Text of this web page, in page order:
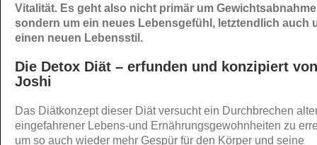
Vitalität. Es geht also nicht primär um
sondern um ein neues Lebensgefühl, letztendlich auch
einen neuen Lebensstil.
Die Detox Diät – erfunden und konzipiert
Joshi
Das Diätkonzept dieser Diät versucht ein Durchbrechen
eingefahrener Lebens-und Ernährungsgewohnheiten zu
um so auch wieder mehr Gespür für den Körper und seine